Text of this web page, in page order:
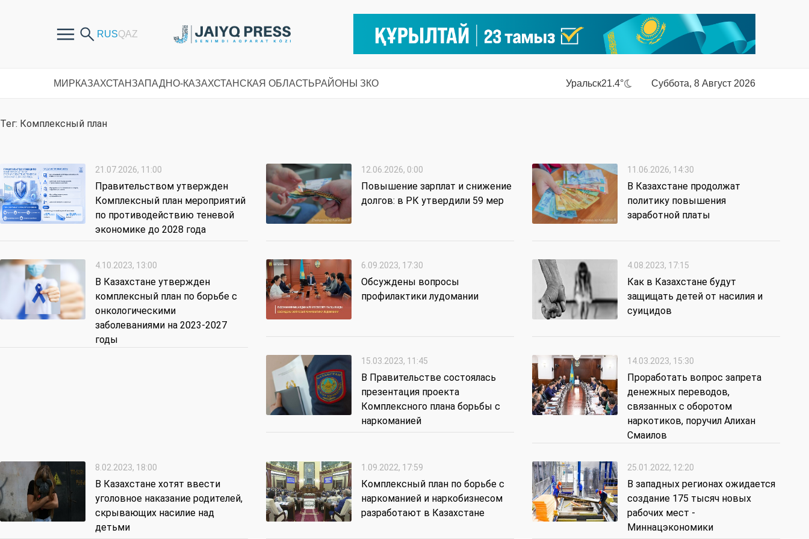
МИРКАЗАХСТАНЗАПАДНО-КАЗАХСТАНСКАЯ ОБЛАСТЬРАЙОНЫ ЗКО Уральск21.4° Суббота, 8 Август 2026
Тег: Комплексный план
21.07.2026, 11:00
Правительством утвержден
Комплексный план мероприятий
по противодействию теневой
экономике до 2028 года
12.06.2026, 0:00
Повышение зарплат и снижение
долгов: в РК утвердили 59 мер
11.06.2026, 14:30
В Казахстане продолжат
политику повышения
заработной платы
4.10.2023, 13:00
В Казахстане утвержден
комплексный план по борьбе с
онкологическими
заболеваниями на 2023-2027
годы
6.09.2023, 17:30
Обсуждены вопросы
профилактики лудомании
4.08.2023, 17:15
Как в Казахстане будут
защищать детей от насилия и
суицидов
15.03.2023, 11:45
В Правительстве состоялась
презентация проекта
Комплексного плана борьбы с
наркоманией
14.03.2023, 15:30
Проработать вопрос запрета
денежных переводов,
связанных с оборотом
наркотиков, поручил Алихан
Смаилов
8.02.2023, 18:00
В Казахстане хотят ввести
уголовное наказание родителей,
скрывающих насилие над
детьми
1.09.2022, 17:59
Комплексный план по борьбе с
наркоманией и наркобизнесом
разработают в Казахстане
25.01.2022, 12:20
В западных регионах ожидается
создание 175 тысяч новых
рабочих мест -
Миннацэкономики